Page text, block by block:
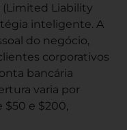
(Limited Liability
inteligente. A
do negócio,
corporativos
bancária
varia por
e $200,